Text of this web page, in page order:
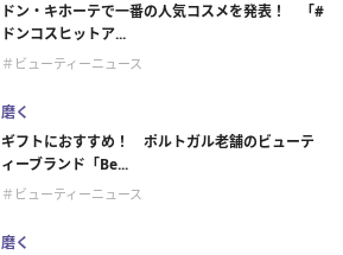
ドン・キホーテで一番の人気コスメを発表！ 「#
ドンコスヒットア...
＃ビューティーニュース
磨く
ギフトにおすすめ！ ポルトガル老舗のビューテ
ィーブランド「Be...
＃ビューティーニュース
磨く